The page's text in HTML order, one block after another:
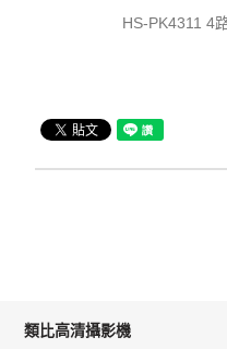
類比高清攝影機
HS-PK4311 4